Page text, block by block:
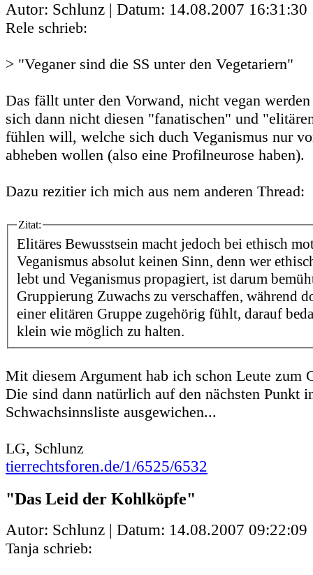
Autor: Schlunz | Datum: 14.08.2007 16:31:30
Rele schrieb:
> "Veganer sind die SS unter den Vegetariern"
Das fällt unter den Vorwand, nicht vegan
sich dann nicht diesen "fanatischen" und
fühlen will, welche sich duch Veganismus nur
abheben wollen (also eine Profilneurose haben).
Dazu rezitier ich mich aus nem anderen Thread:
Zitat:
Elitäres Bewusstsein macht jedoch bei ethisch
Veganismus absolut keinen Sinn, denn wer
lebt und Veganismus propagiert, ist darum
Gruppierung Zuwachs zu verschaffen, während
einer elitären Gruppe zugehörig fühlt, darauf
klein wie möglich zu halten.
Mit diesem Argument hab ich schon Leute zum
Die sind dann natürlich auf den nächsten Punkt
Schwachsinnsliste ausgewichen...
LG, Schlunz
tierrechtsforen.de/1/6525/6532
"Das Leid der Kohlköpfe"
Autor: Schlunz | Datum: 14.08.2007 09:22:09
Tanja schrieb: